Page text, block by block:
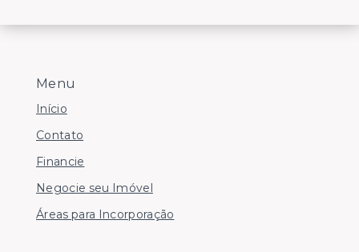
Menu
Início
Contato
Financie
Negocie seu Imóvel
Áreas para Incorporação